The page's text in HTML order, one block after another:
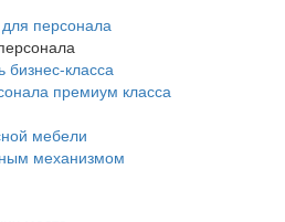
персонала
класса
премиум класса
мебели
механизмом